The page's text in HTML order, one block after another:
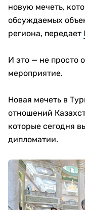
новую мечеть,
обсуждаемых
региона, передает
И это — не просто
мероприятие.
Новая мечеть в
отношений
которые сегодня
дипломатии.